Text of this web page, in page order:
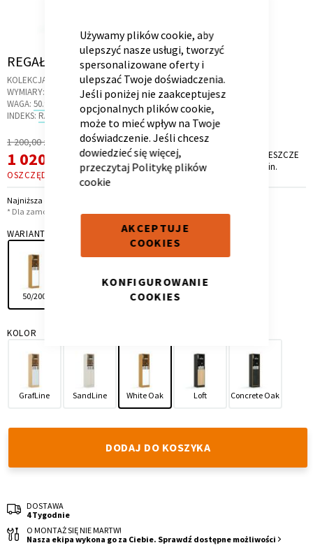
Używamy plików cookie, aby
ulepszyć nasze usługi, tworzyć
spersonalizowane oferty i
ulepszać Twoje doświadczenia.
Jeśli poniżej nie zaakceptujesz
opcjonalnych plików cookie,
może to mieć wpływ na Twoje
doświadczenie. Jeśli chcesz
dowiedzieć się więcej,
przeczytaj Politykę plików
cookie
AKCEPTUJE
COOKIES
KONFIGUROWANIE
COOKIES
Skip
the
beginning
of
images
gallery
REGAŁ 50-45/200 MODE WHITE OAK
KOLEKCJA:
WHITE OAK
WYMIARY:
50 X 45 X 200 CM
WAGA: 50.9 KG
INDEKS: RA.42
Regularna
Cena
1 200,00 zł
Cena
promocyjna
1 020,00 zł*
OSZCZĘDZASZ 180,00 ZŁ
PROMOCJA TRWA JESZCZE
9 dni, 6 godz. i 22 min.
Najniższa cena z 30 dni przed obniżką: 1 020,00 zł
* Dla zamówień powyżej 6 999,00 zł
WARIANT
50/200 60/200
KOLOR
GrafLine SandLine White Oak Loft Concrete Oak
DODAJ DO KOSZYKA
DOSTAWA
4 Tygodnie
O MONTAŻ SIĘ NIE MARTW!
Nasza ekipa wykona go za Ciebie. Sprawdź dostępne możliwości
Kontenerek Półka i szafka wisząca